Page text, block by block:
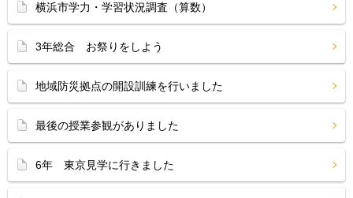
横浜市学力・学習状況調査（算数）
3年総合 お祭りをしよう
地域防災拠点の開設訓練を行いました
最後の授業参観がありました
6年 東京見学に行きました